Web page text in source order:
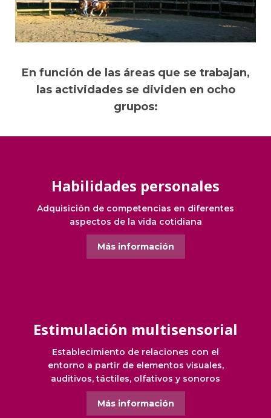
En función de las áreas que se trabajan,
las actividades se dividen en ocho
grupos:
Habilidades personales
Adquisición de competencias en diferentes
aspectos de la vida cotidiana
Más información
Estimulación multisensorial
Establecimiento de relaciones con el
entorno a partir de elementos visuales,
auditivos, táctiles, olfativos y sonoros
Más información